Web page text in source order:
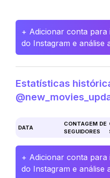
+ Adicionar conta para
do Instagram e análise
Estatísticas
DATA
CONTAGEM DE
SEGUIDORES
+ Adicionar conta para
do Instagram e análise